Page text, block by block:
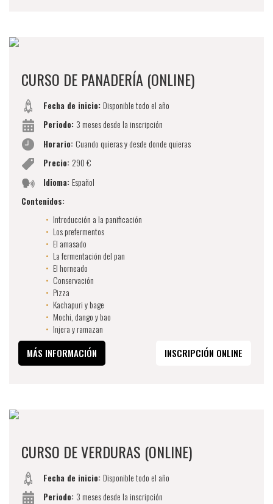
CURSO DE PANADERÍA (ONLINE)
Fecha de inicio: Disponible todo el año
Periodo: 3 meses desde la inscripción
Horario: Cuando quieras y desde donde quieras
Precio: 290 €
Idioma: Español
Contenidos:
Introducción a la panificación
Los prefermentos
El amasado
La fermentación del pan
El horneado
Conservación
Pizza
Kachapuri y bage
Mochi, dango y bao
Injera y ramazan
MÁS INFORMACIÓN INSCRIPCIÓN ONLINE
CURSO DE VERDURAS (ONLINE)
Fecha de inicio: Disponible todo el año
Periodo: 3 meses desde la inscripción